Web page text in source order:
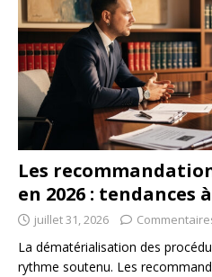
Les
en 2026 : tendances
juillet 31, 2026
La dématérialisation des
rythme soutenu. Les